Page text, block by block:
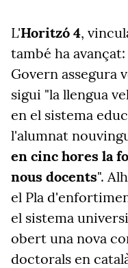
L'Horitzó 4,
també ha
Govern assegura
sigui "la llengua
en el sistema
l'alumnat
en cinc hores la
nous docents".
el Pla
el sistema
obert una nova
doctorals en